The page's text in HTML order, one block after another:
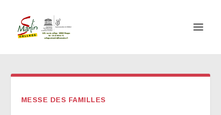
MESSE DES FAMILLES